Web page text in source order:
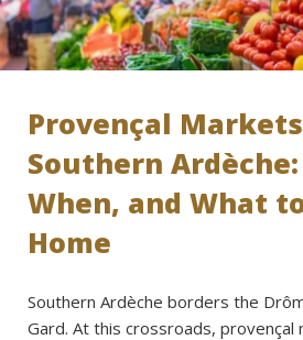
Provençal
Southern
When, and What
Home
Southern Ardèche borders the
Gard. At this crossroads, provençal